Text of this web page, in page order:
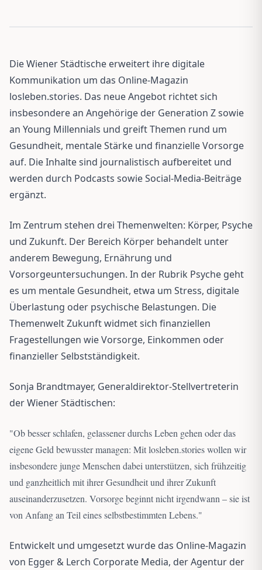
Die Wiener Städtische erweitert ihre digitale
Kommunikation um das Online-Magazin
losleben.stories. Das neue Angebot richtet sich
insbesondere an Angehörige der Generation Z sowie
an Young Millennials und greift Themen rund um
Gesundheit, mentale Stärke und finanzielle Vorsorge
auf. Die Inhalte sind journalistisch aufbereitet und
werden durch Podcasts sowie Social-Media-Beiträge
ergänzt.
Im Zentrum stehen drei Themenwelten: Körper, Psyche
und Zukunft. Der Bereich Körper behandelt unter
anderem Bewegung, Ernährung und
Vorsorgeuntersuchungen. In der Rubrik Psyche geht
es um mentale Gesundheit, etwa um Stress, digitale
Überlastung oder psychische Belastungen. Die
Themenwelt Zukunft widmet sich finanziellen
Fragestellungen wie Vorsorge, Einkommen oder
finanzieller Selbstständigkeit.
Sonja Brandtmayer, Generaldirektor-Stellvertreterin
der Wiener Städtischen:
"Ob besser schlafen, gelassener durchs Leben gehen oder das
eigene Geld bewusster managen: Mit losleben.stories wollen wir
insbesondere junge Menschen dabei unterstützen, sich frühzeitig
und ganzheitlich mit ihrer Gesundheit und ihrer Zukunft
auseinanderzusetzen. Vorsorge beginnt nicht irgendwann – sie ist
von Anfang an Teil eines selbstbestimmten Lebens."
Entwickelt und umgesetzt wurde das Online-Magazin
von Egger & Lerch Corporate Media, der Agentur der